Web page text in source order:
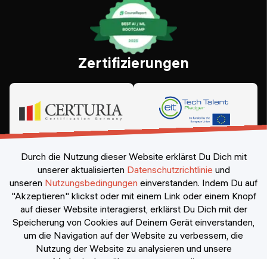
Zertifizierungen
©2026Constructor Nexademy. Alle Rechte vorbehalten
Durch die Nutzung dieser Website erklärst Du Dich mit
unserer aktualisierten Datenschutzrichtlinie und
unseren Nutzungsbedingungen einverstanden. Indem Du auf
"Akzeptieren" klickst oder mit einem Link oder einem Knopf
auf dieser Website interagierst, erklärst Du Dich mit der
Speicherung von Cookies auf Deinem Gerät einverstanden,
um die Navigation auf der Website zu verbessern, die
Nutzung der Website zu analysieren und unsere